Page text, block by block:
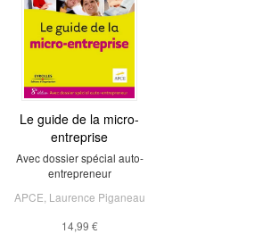
Le guide de la micro-
entreprise
Avec dossier spécial auto-
entrepreneur
APCE Laurence Piganeau
14,99 €